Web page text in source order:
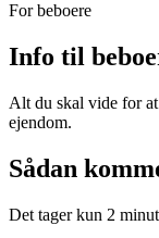
For beboere
Info til
Alt du skal vide for
ejendom.
Sådan
Det tager kun 2